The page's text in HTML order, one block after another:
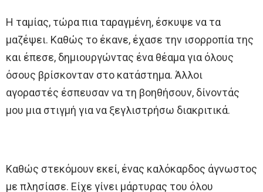
Η ταμίας, τώρα πια ταραγμένη, έσκυψε να τα
μαζέψει. Καθώς το έκανε, έχασε την ισορροπία της
και έπεσε, δημιουργώντας ένα θέαμα για όλους
όσους βρίσκονταν στο κατάστημα. Άλλοι
αγοραστές έσπευσαν να τη βοηθήσουν, δίνοντάς
μου μια στιγμή για να ξεγλιστρήσω διακριτικά.
Καθώς στεκόμουν εκεί, ένας καλόκαρδος άγνωστος
με πλησίασε. Είχε γίνει μάρτυρας του όλου